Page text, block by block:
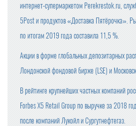
интернет-супермаркетом Perekrestok.ru,
5Post и продуктов «Доставка Пятёрочка».
по итогам 2019 года составила 11,5 %.
Акции в форме глобальных депозитарных
Лондонской фондовой бирже (LSE) и
В рейтинге крупнейших частных компаний
Forbes X5 Retail Group по выручке за 2018
после компаний Лукойл и Сургутнефтегаз.